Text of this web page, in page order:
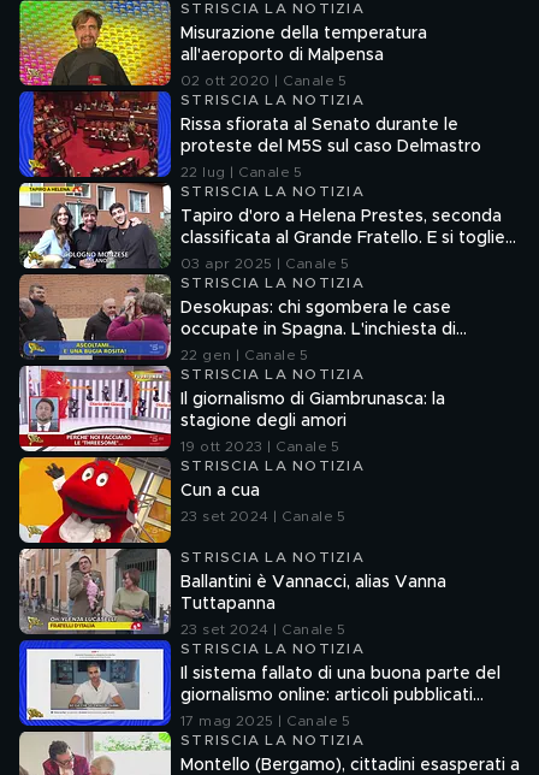
si scusa. E poi ci sono quelli che non accettano di buon
grado che il nostro inviato faccia loro notare di essere in
torto
STRISCIA LA NOTIZIA
Misurazione della temperatura
all'aeroporto di Malpensa
02 ott 2020 | Canale 5
STRISCIA LA NOTIZIA
Rissa sfiorata al Senato durante le
proteste del M5S sul caso Delmastro
22 lug | Canale 5
STRISCIA LA NOTIZIA
Tapiro d'oro a Helena Prestes, seconda
classificata al Grande Fratello. E si toglie
qualche sassolino dalla scarpa...
03 apr 2025 | Canale 5
STRISCIA LA NOTIZIA
Desokupas: chi sgombera le case
occupate in Spagna. L'inchiesta di
Francesco Mazza
22 gen | Canale 5
STRISCIA LA NOTIZIA
Il giornalismo di Giambrunasca: la
stagione degli amori
19 ott 2023 | Canale 5
STRISCIA LA NOTIZIA
Cun a cua
23 set 2024 | Canale 5
STRISCIA LA NOTIZIA
Ballantini è Vannacci, alias Vanna
Tuttapanna
23 set 2024 | Canale 5
STRISCIA LA NOTIZIA
Il sistema fallato di una buona parte del
giornalismo online: articoli pubblicati
senza la verifica delle fonti
17 mag 2025 | Canale 5
STRISCIA LA NOTIZIA
Montello (Bergamo), cittadini esasperati a